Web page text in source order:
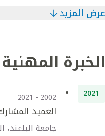
عرض المزيد
الخبرة المهنية
2021
2002 - 2021
العميد
جامعة البلمند،